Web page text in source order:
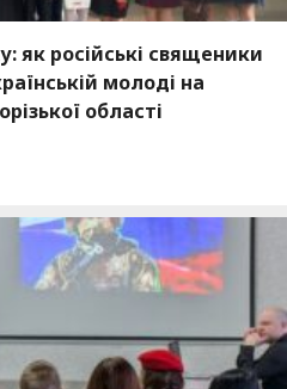
як російські священики
молоді на
області